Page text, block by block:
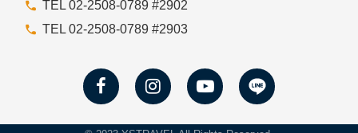
TEL 02-2508-0789 #2902
TEL 02-2508-0789 #2903